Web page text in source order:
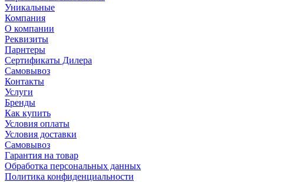
Уникальные
Компания
О компании
Реквизиты
Парнтеры
Сертификаты Дилера
Самовывоз
Контакты
Услуги
Бренды
Как купить
Условия оплаты
Условия доставки
Самовывоз
Гарантия на товар
Обработка персональных данных
Политика конфиденциальности